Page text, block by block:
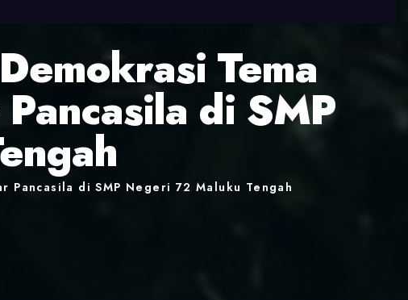
Tema
di SMP
Pancasila di SMP Negeri 72 Maluku Tengah